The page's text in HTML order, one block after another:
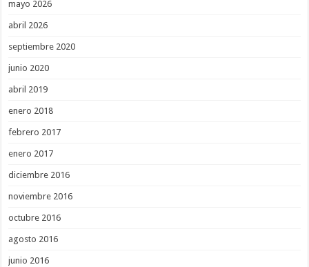
mayo 2026
abril 2026
septiembre 2020
junio 2020
abril 2019
enero 2018
febrero 2017
enero 2017
diciembre 2016
noviembre 2016
octubre 2016
agosto 2016
junio 2016